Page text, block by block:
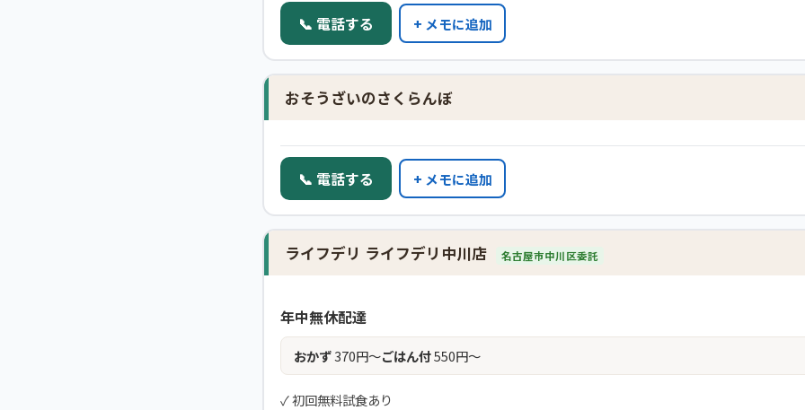
📞 電話する + メモに追加
おそうざいのさくらんぼ
📞 電話する + メモに追加
ライフデリ ライフデリ中川店 名古屋市中川区委託
年中無休配達
おかず370円〜ごはん付550円〜
✓ 初回無料試食あり